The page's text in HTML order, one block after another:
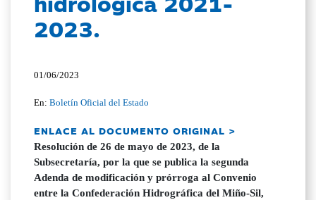
2023.
01/06/2023
En:Boletín Oficial del Estado
ENLACE AL DOCUMENTO ORIGINAL >
Resolución de 26 de mayo de 2023, de la
Subsecretaría, por la que se publica la segunda
Adenda de modificación y prórroga al Convenio
entre la Confederación Hidrográfica del Miño-Sil,